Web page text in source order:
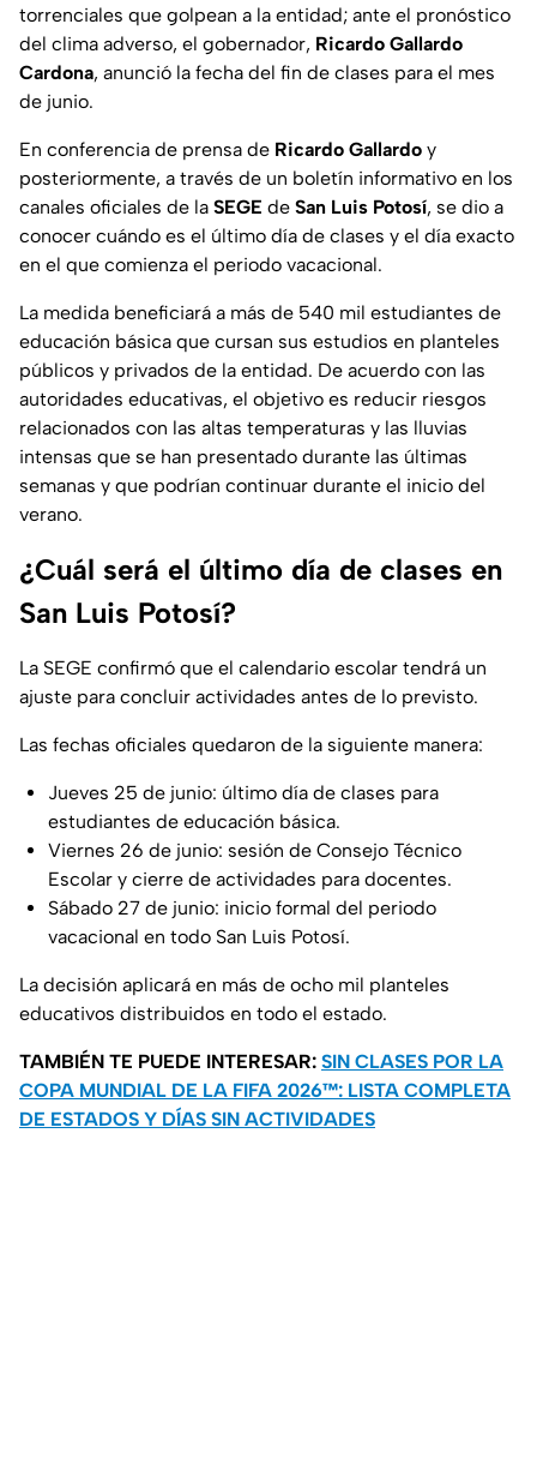
torrenciales que golpean a la entidad; ante el pronóstico
del clima adverso, el gobernador, Ricardo Gallardo
Cardona, anunció la fecha del fin de clases para el mes
de junio.
En conferencia de prensa de Ricardo Gallardo y
posteriormente, a través de un boletín informativo en los
canales oficiales de la SEGE de San Luis Potosí, se dio a
conocer cuándo es el último día de clases y el día exacto
en el que comienza el periodo vacacional.
La medida beneficiará a más de 540 mil estudiantes de
educación básica que cursan sus estudios en planteles
públicos y privados de la entidad. De acuerdo con las
autoridades educativas, el objetivo es reducir riesgos
relacionados con las altas temperaturas y las lluvias
intensas que se han presentado durante las últimas
semanas y que podrían continuar durante el inicio del
verano.
¿Cuál será el último día de clases en
San Luis Potosí?
La SEGE confirmó que el calendario escolar tendrá un
ajuste para concluir actividades antes de lo previsto.
Las fechas oficiales quedaron de la siguiente manera:
Jueves 25 de junio: último día de clases para
estudiantes de educación básica.
Viernes 26 de junio: sesión de Consejo Técnico
Escolar y cierre de actividades para docentes.
Sábado 27 de junio: inicio formal del periodo
vacacional en todo San Luis Potosí.
La decisión aplicará en más de ocho mil planteles
educativos distribuidos en todo el estado.
TAMBIÉN TE PUEDE INTERESAR: SIN CLASES POR LA
COPA MUNDIAL DE LA FIFA 2026™: LISTA COMPLETA
DE ESTADOS Y DÍAS SIN ACTIVIDADES